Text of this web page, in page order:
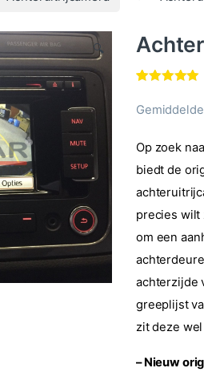
🔍
5.00
op 5
gebaseerd
lingen
Op zoek
biedt de
precies wilt
om een
achterzijde
greeplijst
zit deze
– Nieuw